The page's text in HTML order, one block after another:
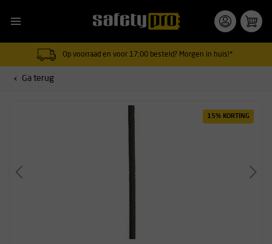
Op voorraad en voor 17:00 besteld? Morgen in huis!*
Ga terug
15% KORTING